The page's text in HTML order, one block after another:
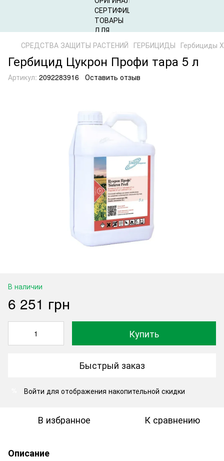
СРЕДСТВА ЗАЩИТЫ РАСТЕНИЙ ГЕРБИЦИДЫ Гербициды
Гербицид Цукрон Профи тара 5 л
Артикул: 2092283916 Оставить отзыв
В наличии
6 251 грн
Купить
Быстрый заказ
Войти для отображения накопительной скидки
В избранное К сравнению
Описание